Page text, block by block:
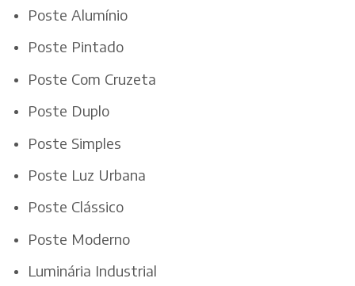
Poste Alumínio
Poste Pintado
Poste Com Cruzeta
Poste Duplo
Poste Simples
Poste Luz Urbana
Poste Clássico
Poste Moderno
Luminária Industrial